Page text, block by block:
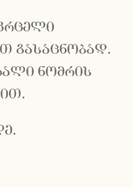
გასაცნობად.
ნომრის